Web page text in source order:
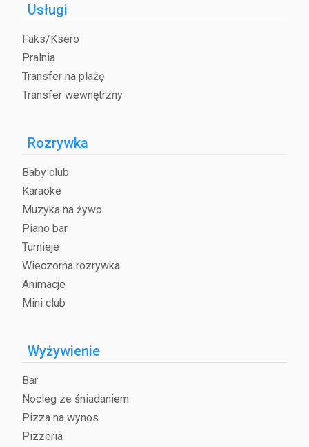
Usługi
Faks/Ksero
Pralnia
Transfer na plażę
Transfer wewnętrzny
Rozrywka
Baby club
Karaoke
Muzyka na żywo
Piano bar
Turnieje
Wieczorna rozrywka
Animacje
Mini club
Wyżywienie
Bar
Nocleg ze śniadaniem
Pizza na wynos
Pizzeria